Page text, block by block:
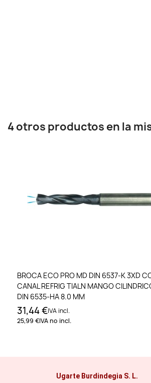
4 otros productos en la
Añadir al carrito
BROCA ECO PRO MD DIN 6537-K 3XD
CANAL REFRIG TIALN MANGO
DIN 6535-HA 8.0 MM
31,44 €IVA incl.
25,99 €IVA no incl.
Ugarte Burdindegia S. L.